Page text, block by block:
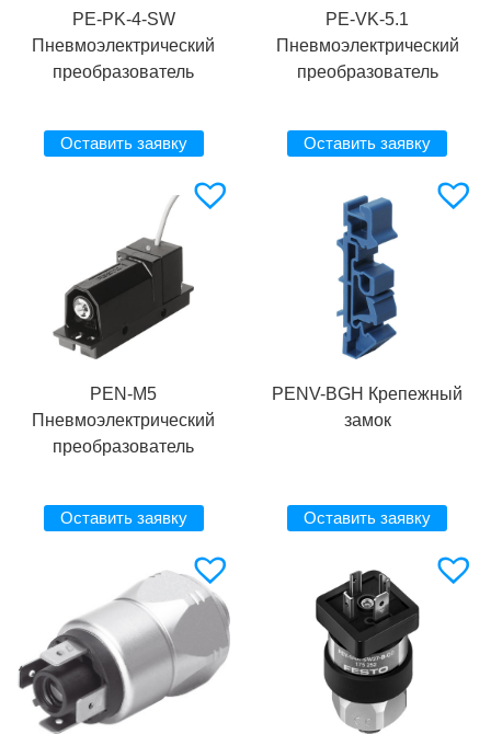
PE-PK-4-SW
Пневмоэлектрический
преобразователь
Оставить заявку
PE-VK-5.1
Пневмоэлектрический
преобразователь
Оставить заявку
PEN-M5
Пневмоэлектрический
преобразователь
Оставить заявку
PENV-BGH Крепежный
замок
Оставить заявку